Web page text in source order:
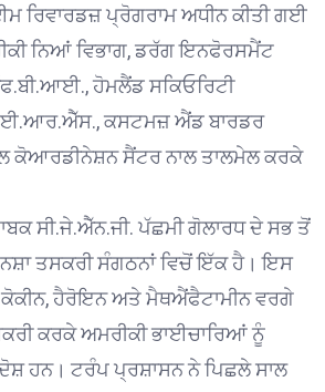
ਰਿਵਾਰਡਜ਼ ਪ੍ਰੋਗਰਾਮ ਅਧੀਨ ਕੀਤੀ ਗਈ
ਨਿਆਂ ਵਿਭਾਗ, ਡਰੱਗ ਇਨਫੋਰਸਮੈਂਟ
ਹੋਮਲੈਂਡ ਸਕਿਓਰਿਟੀ
ਕਸਟਮਜ਼ ਐਂਡ ਬਾਰਡਰ
ਕੋਆਰਡੀਨੇਸ਼ਨ ਸੈਂਟਰ ਨਾਲ ਤਾਲਮੇਲ ਕਰਕੇ
ਸੀ.ਜੇ.ਐੱਨ.ਜੀ. ਪੱਛਮੀ ਗੋਲਾਰਧ ਦੇ ਸਭ ਤੋਂ
ਤਸਕਰੀ ਸੰਗਠਨਾਂ ਵਿਚੋਂ ਇੱਕ ਹੈ। ਇਸ
ਹੈਰੋਇਨ ਅਤੇ ਮੈਥਐਂਫੈਟਾਮੀਨ ਵਰਗੇ
ਕਰਕੇ ਅਮਰੀਕੀ ਭਾਈਚਾਰਿਆਂ ਨੂੰ
ਹਨ। ਟਰੰਪ ਪ੍ਰਸ਼ਾਸਨ ਨੇ ਪਿਛਲੇ ਸਾਲ